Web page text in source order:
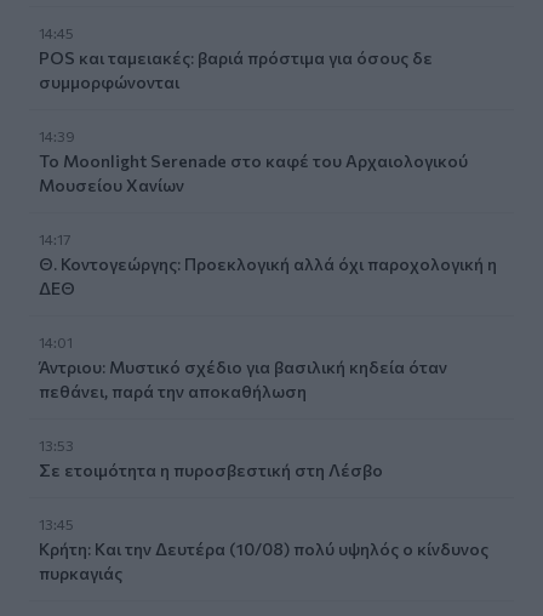
14:45
POS και ταμειακές: βαριά πρόστιμα για όσους δε
συμμορφώνονται
14:39
To Moonlight Serenade στο καφέ του Αρχαιολογικού
Μουσείου Χανίων
14:17
Θ. Κοντογεώργης: Προεκλογική αλλά όχι παροχολογική η
ΔΕΘ
14:01
Άντριου: Μυστικό σχέδιο για βασιλική κηδεία όταν
πεθάνει, παρά την αποκαθήλωση
13:53
Σε ετοιμότητα η πυροσβεστική στη Λέσβο
13:45
Κρήτη: Και την Δευτέρα (10/08) πολύ υψηλός ο κίνδυνος
πυρκαγιάς